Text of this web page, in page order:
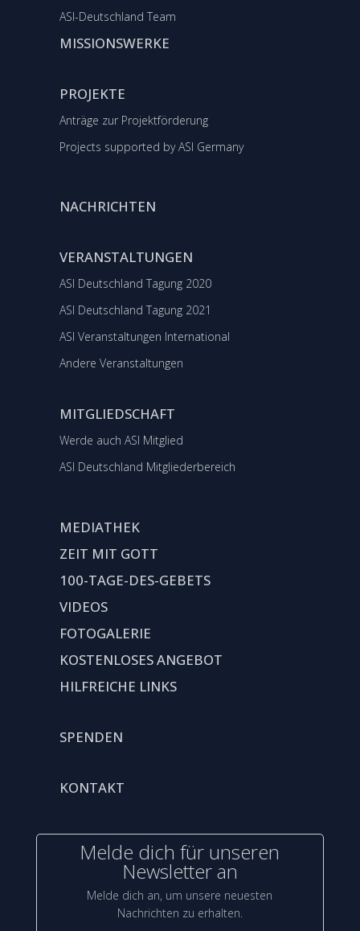
ASI-Deutschland Team
MISSIONSWERKE
PROJEKTE
Anträge zur Projektförderung
Projects supported by ASI Germany
NACHRICHTEN
VERANSTALTUNGEN
ASI Deutschland Tagung 2020
ASI Deutschland Tagung 2021
ASI Veranstaltungen International
Andere Veranstaltungen
MITGLIEDSCHAFT
Werde auch ASI Mitglied
ASI Deutschland Mitgliederbereich
MEDIATHEK
ZEIT MIT GOTT
100-TAGE-DES-GEBETS
VIDEOS
FOTOGALERIE
KOSTENLOSES ANGEBOT
HILFREICHE LINKS
SPENDEN
KONTAKT
Melde dich für unseren
Newsletter an
Melde dich an, um unsere neuesten
Nachrichten zu erhalten.